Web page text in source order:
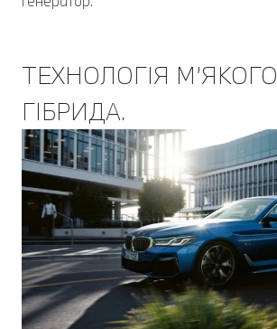
ТЕХНОЛОГІЯ М’ЯКОГО
ГІБРИДА.